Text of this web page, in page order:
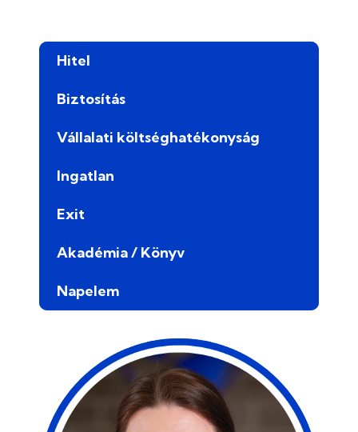
Hitel
Biztosítás
Vállalati költséghatékonyság
Ingatlan
Exit
Akadémia / Könyv
Napelem